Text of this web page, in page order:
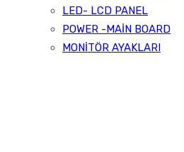
LED- LCD PANEL
POWER -MAİN BOARD
MONİTÖR AYAKLARI